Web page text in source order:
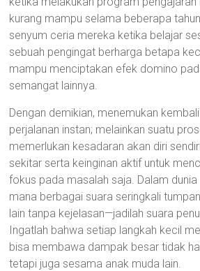
kurang mampu selama beberapa
senyum ceria mereka ketika belajar
sebuah pengingat berharga betapa
mampu menciptakan efek domino
semangat lainnya.
Dengan demikian, menemukan
perjalanan instan; melainkan suatu
memerlukan kesadaran akan diri
sekitar serta keinginan aktif untuk
fokus pada masalah saja. Dalam
mana berbagai suara seringkali
lain tanpa kejelasan—jadilah suara
Ingatlah bahwa setiap langkah kecil
bisa membawa dampak besar tidak
tetapi juga sesama anak muda lain.